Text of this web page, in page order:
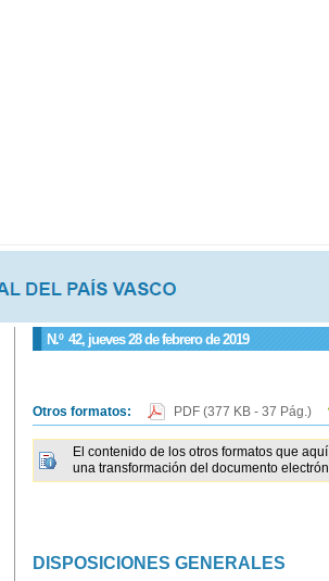
N.º 42, jueves 28 de febrero de 2019
Otros formatos: PDF (377 KB - 37 Pág.)
El contenido de los otros formatos que
una transformación del documento
DISPOSICIONES GENERALES